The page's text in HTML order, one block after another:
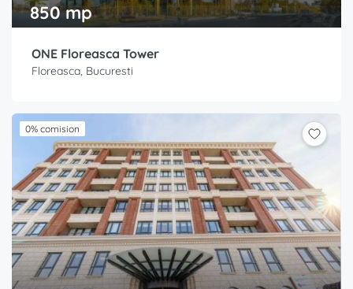
850 mp
ONE Floreasca Tower
Floreasca, Bucuresti
0% comision